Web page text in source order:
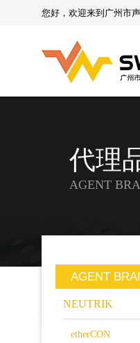
您好，欢迎来到广州市
代理
AGENT
AGENT
NEUTRIK
etherCON